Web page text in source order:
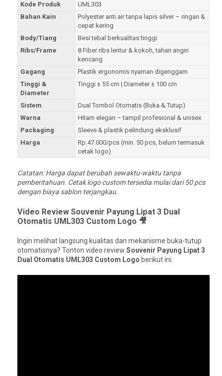
Kode Produk
UML303
Bahan Kain
Polyester anti air tanpa lapis silver – ringan &
cepat kering
Body/Tiang
Besi tebal berkualitas tinggi
Ribs/Frame
8 Fiber ribs lentur & kokoh, tahan angin
kencang
Gagang
Plastik ergonomis nyaman digenggam
Tinggi &
Diameter
Tinggi ± 55 cm | Diameter ± 100 cm
Sistem
Dual Tombol Otomatis (Buka & Tutup)
Warna
Hitam elegan – tampil profesional & unisex
Packaging
Sleeve & plastik pelindung eksklusif
Harga
Rp 47.000/pcs (min. 50 pcs, belum termasuk
cetak logo)
Catatan: Harga dapat berubah sewaktu-waktu tanpa
pemberitahuan. Cetak logo custom tersedia mulai dari 50 pcs
dengan biaya sablon terjangkau.
Video Review Souvenir Payung Lipat 3 Dual
Otomatis UML303 Custom Logo 🎥
Ingin melihat langsung kualitas dan mekanisme buka-tutup
otomatisnya? Tonton video review Souvenir Payung Lipat 3
Dual Otomatis UML303 Custom Logo berikut ini: